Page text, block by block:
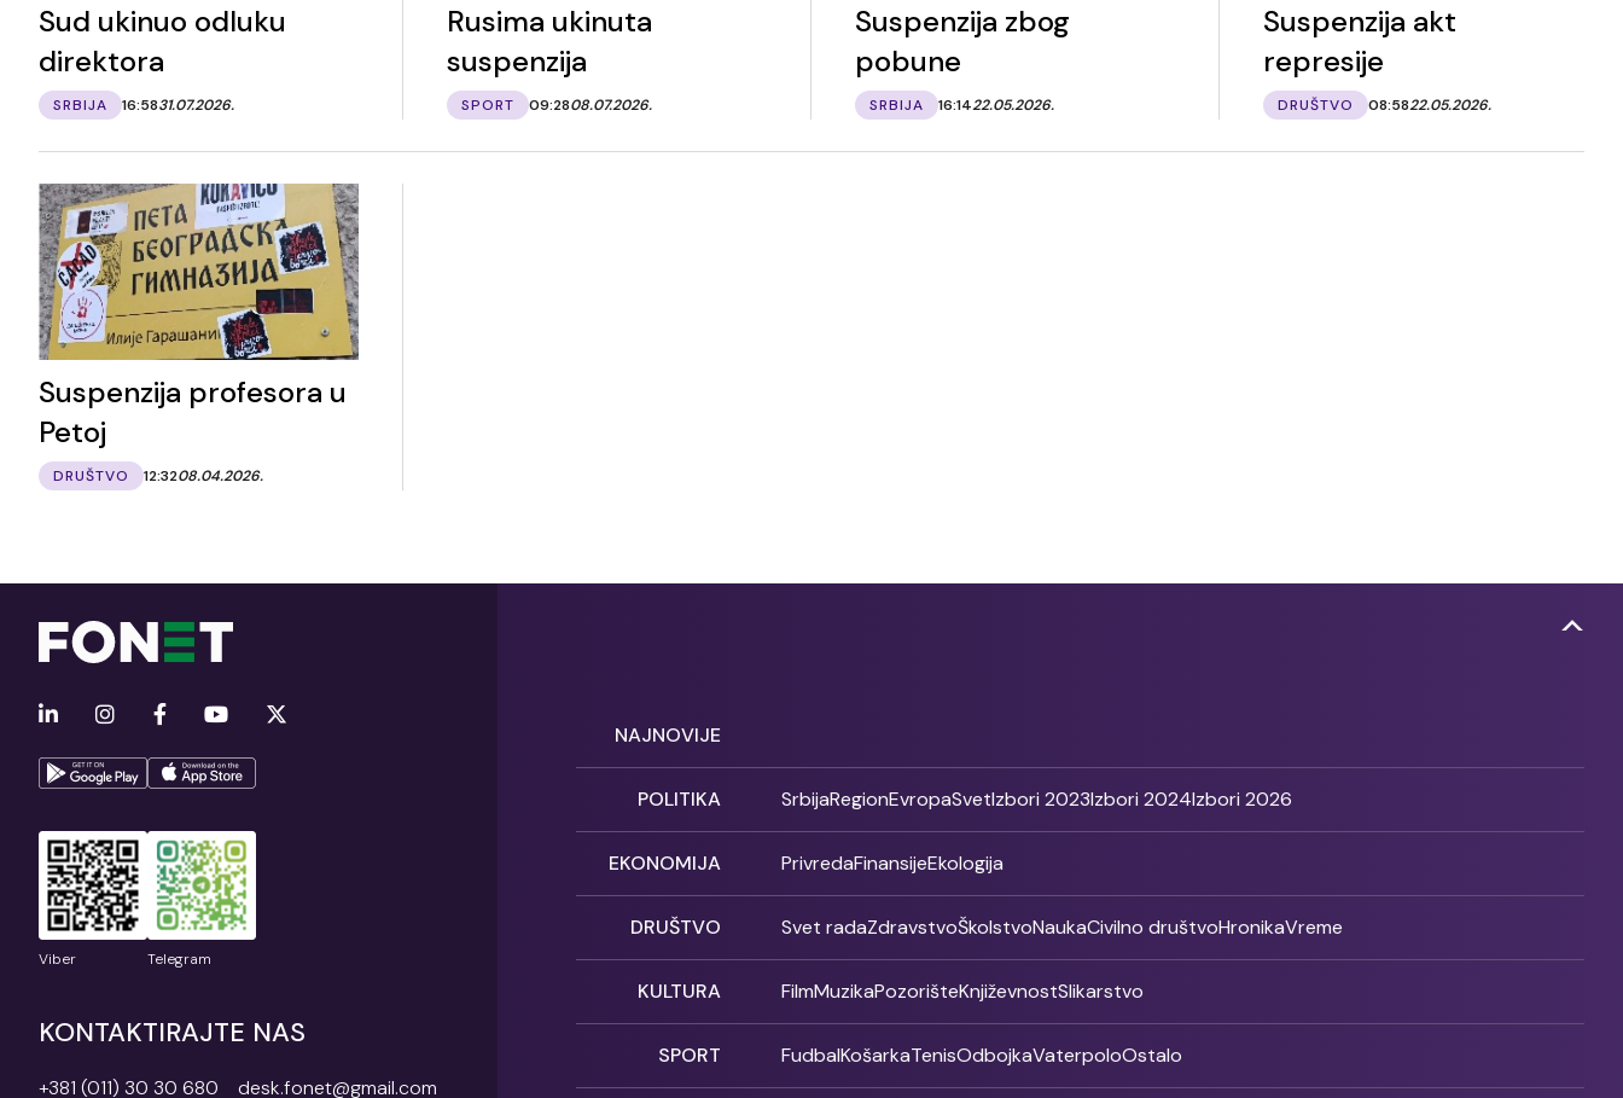
Sud ukinuo odluku
direktora
SRBIJA 16:5831.07.2026.
Rusima ukinuta
suspenzija
SPORT 09:2808.07.2026.
Suspenzija zbog
pobune
SRBIJA 16:1422.05.2026.
Suspenzija akt
represije
DRUŠTVO 08:5822.05.2026.
Suspenzija profesora u
Petoj
DRUŠTVO 12:3208.04.2026.
Viber Telegram
KONTAKTIRAJTE NAS
+381 (011) 30 30 680 desk.fonet@gmail.com
NAJNOVIJE
POLITIKA SrbijaRegionEvropaSvetIzbori 2023Izbori 2024Izbori 2026
EKONOMIJA PrivredaFinansijeEkologija
DRUŠTVO Svet radaZdravstvoŠkolstvoNaukaCivilno društvoHronikaVreme
KULTURA FilmMuzikaPozorišteKnjiževnostSlikarstvo
SPORT FudbalKošarkaTenisOdbojkaVaterpoloOstalo